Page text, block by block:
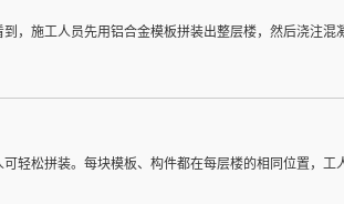
施工人员先用铝合金模板拼装出整层楼，然后浇注
松拼装。每块模板、构件都在每层楼的相同位置，